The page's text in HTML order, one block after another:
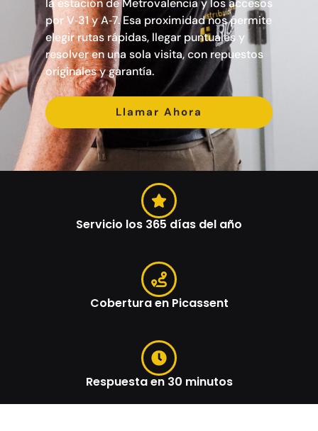
por V‑31 y A‑7. Esa proximidad nos permite
elegir rutas rápidas, llegar puntuales y
resolver en una sola visita, con repuestos
originales y garantía.
Llamar Ahora
Servicio los 365 días del año
Cobertura en Picassent
Respuesta en 30 minutos